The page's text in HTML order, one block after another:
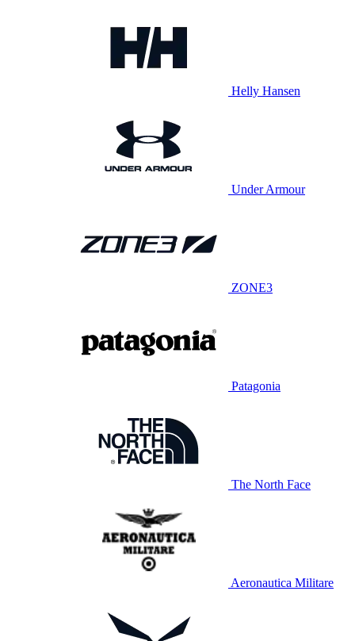
Helly Hansen
Under Armour
ZONE3
Patagonia
The North Face
Aeronautica Militare